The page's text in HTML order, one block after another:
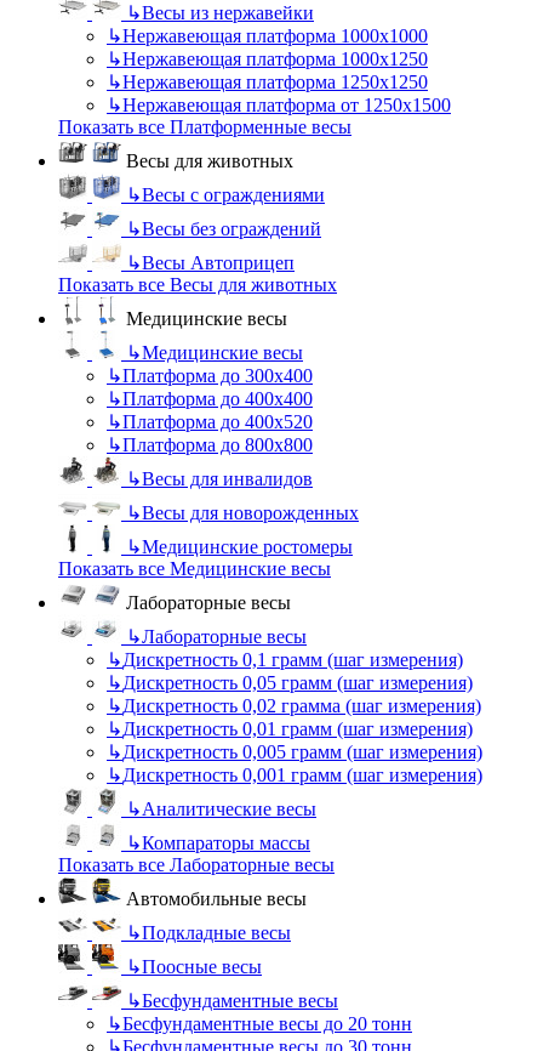
↳Весы из нержавейки
↳Нержавеющая платформа 1000х1000
↳Нержавеющая платформа 1000х1250
↳Нержавеющая платформа 1250х1250
↳Нержавеющая платформа от 1250х1500
Показать все Платформенные весы
Весы для животных
↳Весы с ограждениями
↳Весы без ограждений
↳Весы Автоприцеп
Показать все Весы для животных
Медицинские весы
↳Медицинские весы
↳Платформа до 300х400
↳Платформа до 400х400
↳Платформа до 400х520
↳Платформа до 800х800
↳Весы для инвалидов
↳Весы для новорожденных
↳Медицинские ростомеры
Показать все Медицинские весы
Лабораторные весы
↳Лабораторные весы
↳Дискретность 0,1 грамм (шаг измерения)
↳Дискретность 0,05 грамм (шаг измерения)
↳Дискретность 0,02 грамма (шаг измерения)
↳Дискретность 0,01 грамм (шаг измерения)
↳Дискретность 0,005 грамм (шаг измерения)
↳Дискретность 0,001 грамм (шаг измерения)
↳Аналитические весы
↳Компараторы массы
Показать все Лабораторные весы
Автомобильные весы
↳Подкладные весы
↳Поосные весы
↳Бесфундаментные весы
↳Бесфундаментные весы до 20 тонн
↳Бесфундаментные весы до 30 тонн